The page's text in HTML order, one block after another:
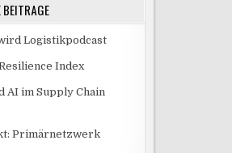
BEITRÄGE
Logistikpodcast
Index
AI im Supply Chain
Primärnetzwerk